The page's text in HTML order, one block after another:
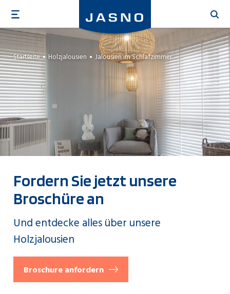
zum
Inhalt
Startseite Holzjalousien Jalousien im Schlafzimmer
Fordern Sie jetzt unsere
Broschüre an
Und entdecke alles über unsere
Holzjalousien
Broschure anfordern